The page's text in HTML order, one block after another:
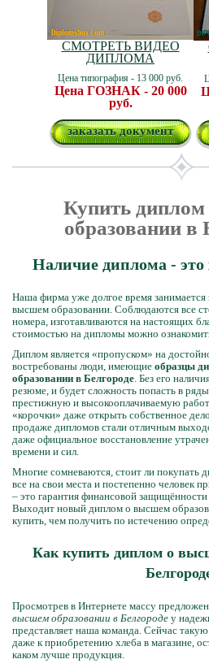
СМОТРЕТЬ ВИДЕО
ДИПЛОМА
Цена типография - 13 000 руб.
Цена ГОЗНАК - 20 000
руб.
заказать документ
Купить
образовании в
Наличие диплома - это
Наша фирма уже долгое время занимается
высшем образовании. Соблюдаются все
номера, изготавливаются на настоящих
стоимостью на дипломы можно
Диплом является «пропуском» на
востребованы люди, имеющие образцы
образовании в Белгороде. Без его
резюме, и будет сложность попасть в
престижную и высокооплачиваемую
«корочки» даже открыть собственное
продаже дипломов стали отличным
даже официальное восстановление
времени и сил.
Многие сомневаются, стоит ли покупать
все на свои места и постепенно человек
– это гарантия финансовой
Выходит новый диплом о высшем
купить, чем получить по истечению
Как купить диплом о
Просмотрев в Интернете массу
высшем образовании в Белгороде у
представляет наша команда. Сейчас
даже к приобретению хлеба в магазине,
каком лучше продукция.